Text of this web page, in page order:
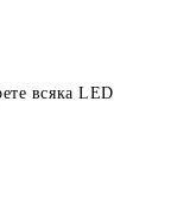
всяка LED